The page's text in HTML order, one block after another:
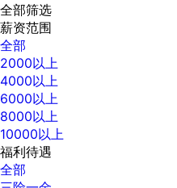
全部筛选
薪资范围
全部
2000以上
4000以上
6000以上
8000以上
10000以上
福利待遇
全部